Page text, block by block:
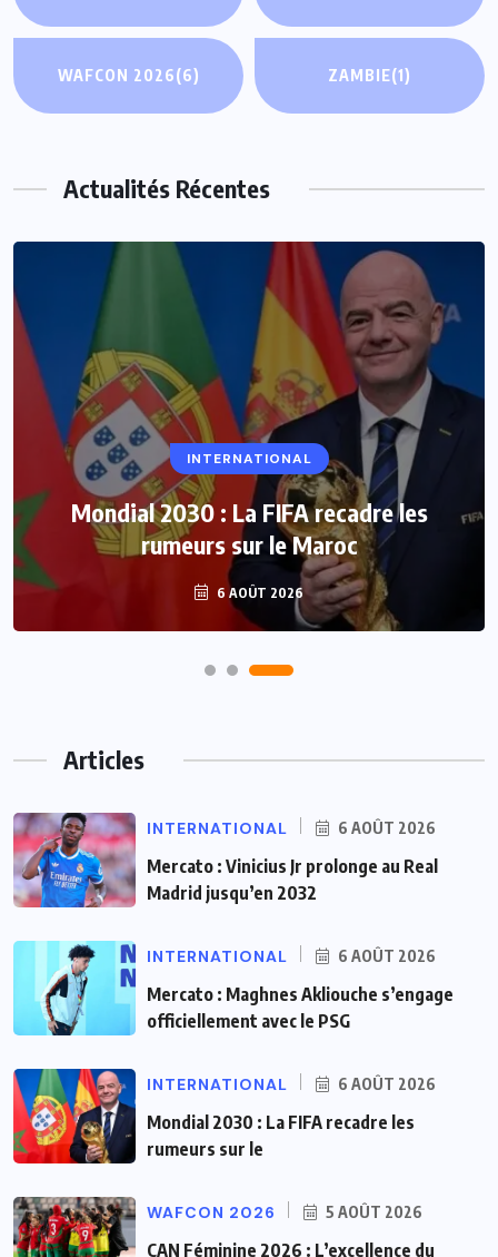
WAFCON 2026(6) ZAMBIE(1)
Actualités Récentes
INTERNATIONAL
Mondial 2030 : La FIFA recadre les
rumeurs sur le Maroc
6 AOÛT 2026
Articles
INTERNATIONAL 6 AOÛT 2026
Mercato : Vinicius Jr prolonge au Real
Madrid jusqu’en 2032
INTERNATIONAL 6 AOÛT 2026
Mercato : Maghnes Akliouche s’engage
officiellement avec le PSG
INTERNATIONAL 6 AOÛT 2026
Mondial 2030 : La FIFA recadre les
rumeurs sur le
WAFCON 2026 5 AOÛT 2026
CAN Féminine 2026 : L’excellence du